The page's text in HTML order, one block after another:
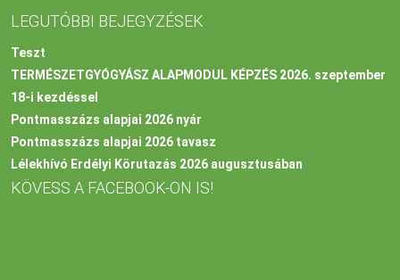
LEGUTÓBBI BEJEGYZÉSEK
Teszt
TERMÉSZETGYÓGYÁSZ ALAPMODUL KÉPZÉS 2026. szeptember
18-i kezdéssel
Pontmasszázs alapjai 2026 nyár
Pontmasszázs alapjai 2026 tavasz
Lélekhívó Erdélyi Körutazás 2026 augusztusában
KÖVESS A FACEBOOK-ON IS!